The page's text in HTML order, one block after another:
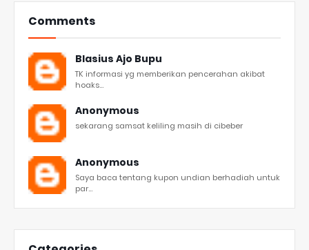
Comments
Blasius Ajo Bupu
TK informasi yg memberikan pencerahan akibat
hoaks...
Anonymous
sekarang samsat keliling masih di cibeber
Anonymous
Saya baca tentang kupon undian berhadiah untuk
par...